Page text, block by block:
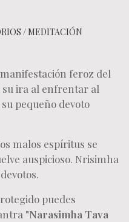
/ MEDITACIÓN
feroz del
su ira al enfrentar al
pequeño devoto
malos espíritus se
auspicioso. Nrisimha
puedes
"Narasimha Tava